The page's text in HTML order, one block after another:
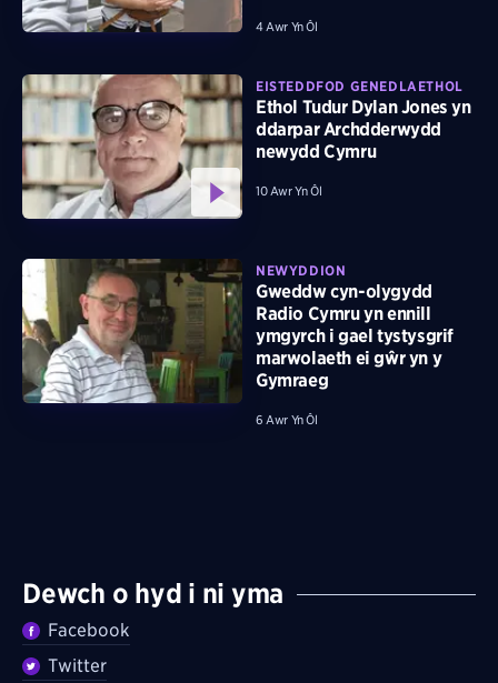
4 Awr Yn Ôl
EISTEDDFOD GENEDLAETHOL
Ethol Tudur Dylan Jones yn
ddarpar Archdderwydd
newydd Cymru
10 Awr Yn Ôl
NEWYDDION
Gweddw cyn-olygydd
Radio Cymru yn ennill
ymgyrch i gael tystysgrif
marwolaeth ei gŵr yn y
Gymraeg
6 Awr Yn Ôl
Dewch o hyd i ni yma
Facebook
Twitter